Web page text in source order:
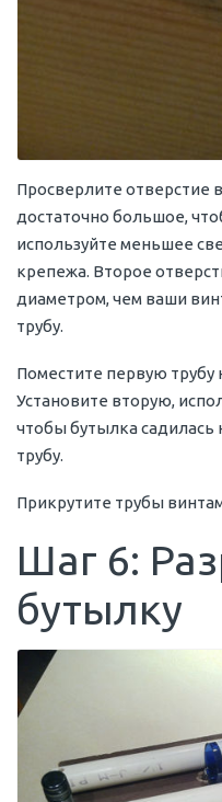
Просверлите отверстие
достаточно большое,
используйте меньшее
крепежа. Второе
диаметром, чем ваши
трубу.
Поместите первую
Установите вторую,
чтобы бутылка садилась
трубу.
Прикрутите трубы
Шаг 6:
бутылку